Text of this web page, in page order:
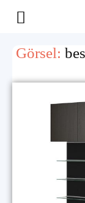
Yaşam
Görsel: